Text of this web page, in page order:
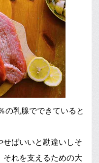
の乳腺でできていると
せばいいと勘違いしそ
それを支えるための大